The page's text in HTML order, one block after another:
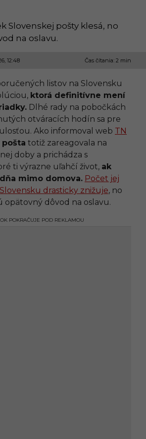
Slovenskej pošty klesá, no
na oslavu.
12:48 Čas čítania: 2 min
listov na Slovensku
ktorá definitívne mení
Dlhé rady na pobočkách
otváracích hodín sa pre
Ako informoval web TN
pošta totiž zareagovala na
doby a prichádza s
ti výrazne uľahčí život, ak
mimo domova. Počet jej
drasticky znižuje, no
opätovný dôvod na oslavu.
POKRAČUJE POD REKLAMOU